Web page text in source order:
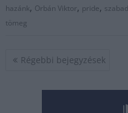
hazánk, Orbán Viktor, pride,
tömeg
Bejegyzés
Régebbi bejegyzések